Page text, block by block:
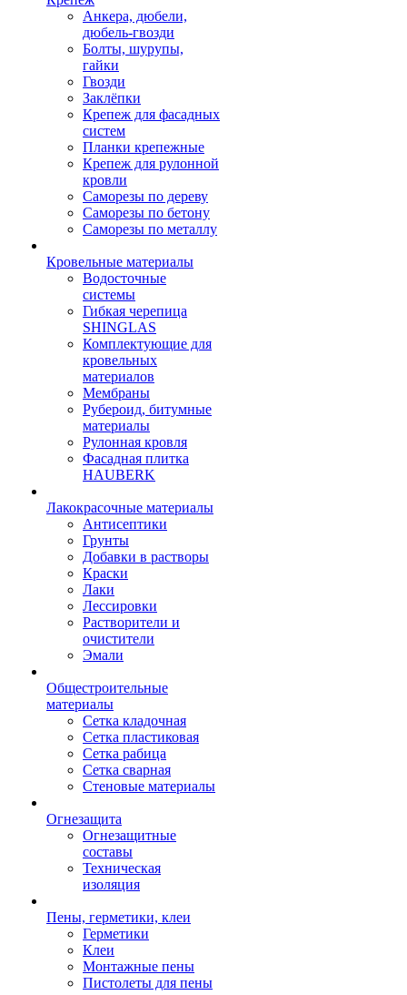
Анкера, дюбели,
дюбель-гвозди
Болты, шурупы,
гайки
Гвозди
Заклёпки
Крепеж для фасадных
систем
Планки крепежные
Крепеж для рулонной
кровли
Саморезы по дереву
Саморезы по бетону
Саморезы по металлу
Кровельные материалы
Водосточные
системы
Гибкая черепица
SHINGLAS
Комплектующие для
кровельных
материалов
Мембраны
Рубероид, битумные
материалы
Рулонная кровля
Фасадная плитка
HAUBERK
Лакокрасочные материалы
Антисептики
Грунты
Добавки в растворы
Краски
Лаки
Лессировки
Растворители и
очистители
Эмали
Общестроительные
материалы
Сетка кладочная
Сетка пластиковая
Сетка рабица
Сетка сварная
Стеновые материалы
Огнезащита
Огнезащитные
составы
Техническая
изоляция
Пены, герметики, клеи
Герметики
Клеи
Монтажные пены
Пистолеты для пены